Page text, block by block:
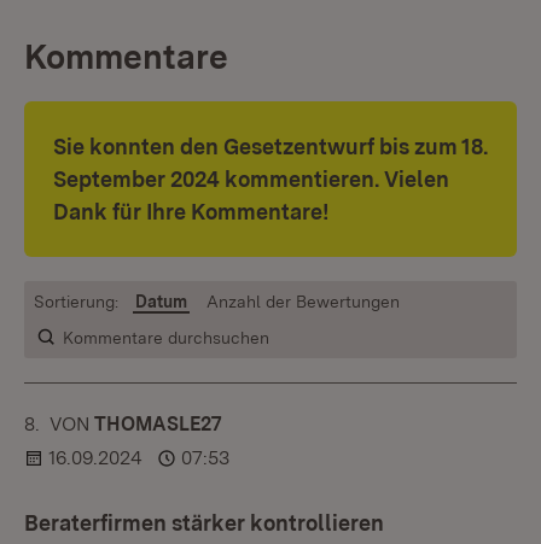
Kommentare
Sie konnten den Gesetzentwurf bis zum 18.
September 2024 kommentieren. Vielen
Dank für Ihre Kommentare!
Kommentare durchsuchen
Sortierung: Datum Anzahl der Bewertungen
8. KOMMENTAR
VON :THOMASLE27
16.09.2024
07:53
Beraterfirmen stärker kontrollieren